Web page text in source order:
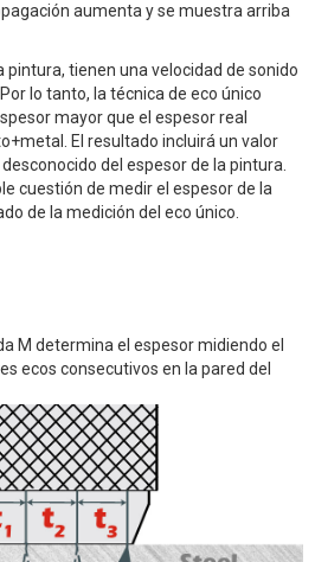
aumenta y se muestra arriba
pintura, tienen una velocidad de sonido
lo tanto, la técnica de eco único
mayor que el espesor real
El resultado incluirá un valor
del espesor de la pintura.
cuestión de medir el espesor de la
de la medición del eco único.
M determina el espesor midiendo el
ecos consecutivos en la pared del